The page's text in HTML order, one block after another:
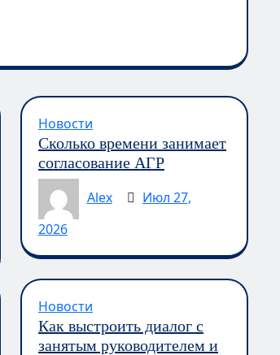
Новости
Сколько времени занимает
согласование АГР
Alex
Июл 27,
2026
Новости
Как выстроить диалог с
занятым руководителем и